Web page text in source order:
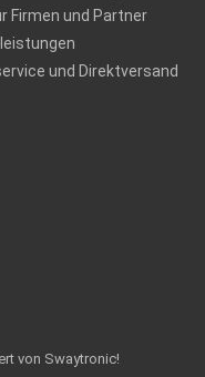
Firmen und Partner
und Direktversand
von Swaytronic!